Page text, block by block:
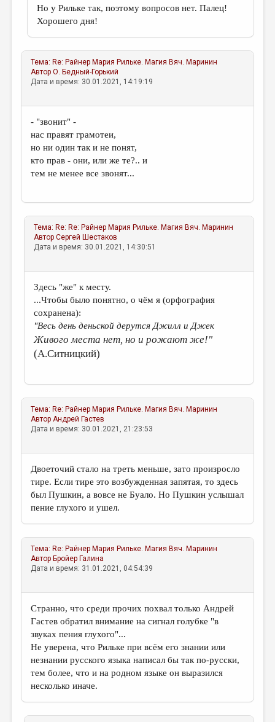
Но у Рильке так, поэтому вопросов нет. Палец!
Хорошего дня!
Тема: Re: Райнер Мария Рильке. Магия Вяч. Маринин
АвторО. Бедный-Горький
Дата и время: 30.01.2021, 14:19:19
- "звонит" -
нас правят грамотеи,
но ни один так и не понят,
кто прав - они, или же те?.. и
тем не менее все звонят...
Тема: Re: Re: Райнер Мария Рильке. Магия Вяч. Маринин
АвторСергей Шестаков
Дата и время: 30.01.2021, 14:30:51
Здесь "же" к месту.
...Чтобы было понятно, о чём я (орфография
сохранена):
"Весь день деньской дерутся Джилл и Джек
Живого места нет, но и рожают же!"
(А.Ситницкий)
Тема: Re: Райнер Мария Рильке. Магия Вяч. Маринин
АвторАндрей Гастев
Дата и время: 30.01.2021, 21:23:53
Двоеточий стало на треть меньше, зато произросло
тире. Если тире это возбужденная запятая, то здесь
был Пушкин, а вовсе не Буало. Но Пушкин услышал
пение глухого и ушел.
Тема: Re: Райнер Мария Рильке. Магия Вяч. Маринин
Автор Бройер Галина
Дата и время: 31.01.2021, 04:54:39
Странно, что среди прочих похвал только Андрей
Гастев обратил внимание на сигнал голубке "в
звуках пения глухого"...
Не уверена, что Рильке при всём его знании или
незнании русского языка написал бы так по-русски,
тем более, что и на родном языке он выразился
несколько иначе.